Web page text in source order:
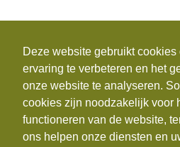
Telefoonnummer:
E-mail:
NL.8633.39.281.B.01
Deze website gebruikt cookies
ervaring te verbeteren en het
onze website te analyseren.
cookies zijn noodzakelijk voor
functioneren van de website,
ons helpen onze diensten en